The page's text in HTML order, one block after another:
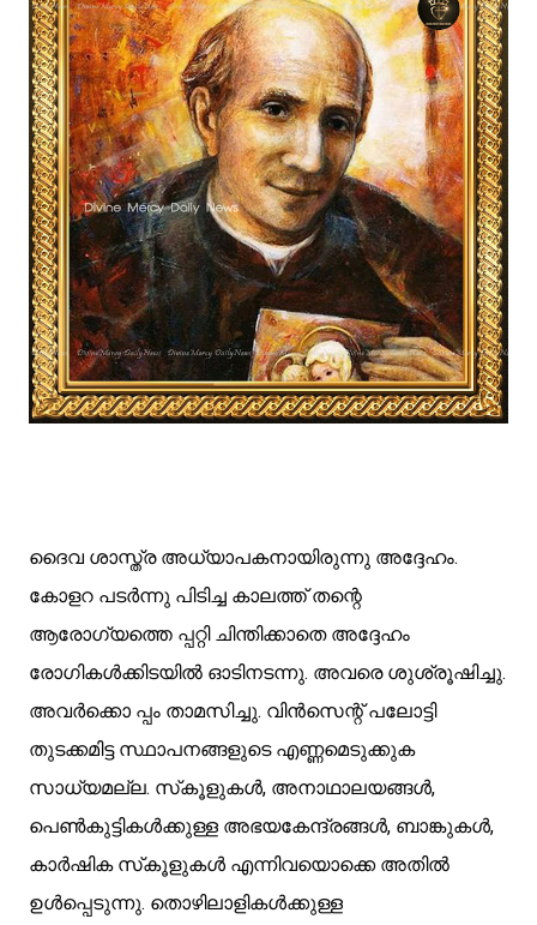
ദൈവ ശാസ്ത്ര അധ്യാപകനായിരുന്നു അദ്ദേഹം.
കോളറ പടര്‍ന്നു പിടിച്ച കാലത്ത് തന്റെ
ആരോഗ്യത്തെ പ്പറ്റി ചിന്തിക്കാതെ അദ്ദേഹം
രോഗികള്‍ക്കിടയില്‍ ഓടിനടന്നു. അവരെ ശുശ്രൂഷിച്ചു.
അവര്‍ക്കൊ പ്പം താമസിച്ചു. വിന്‍സെന്റ് പലോട്ടി
തുടക്കമിട്ട സ്ഥാപനങ്ങളുടെ എണ്ണമെടുക്കുക
സാധ്യമല്ല. സ്‌കൂളുകള്‍, അനാഥാലയങ്ങള്‍,
പെണ്‍കുട്ടികള്‍ക്കുള്ള അഭയകേന്ദ്രങ്ങള്‍, ബാങ്കുകള്‍,
കാര്‍ഷിക സ്‌കൂളുകള്‍ എന്നിവയൊക്കെ അതില്‍
ഉള്‍പ്പെടുന്നു. തൊഴിലാളികള്‍ക്കുള്ള